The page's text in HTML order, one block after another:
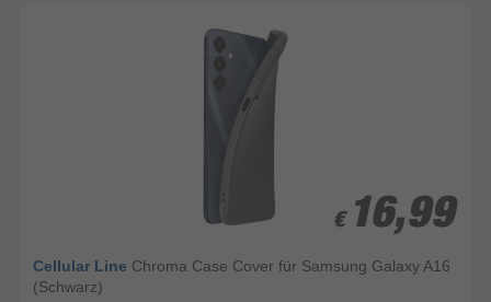
€ 16,99
€ 16,99
Cellular Line Chroma Case Cover für Samsung Galaxy A16
(Schwarz)